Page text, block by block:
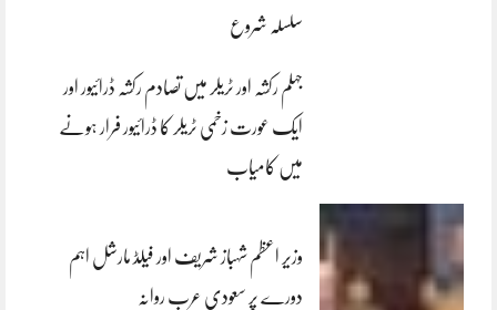
سلسلہ شروع
جہلم رکشہ اور ٹریلر میں تصادم رکشہ ڈرائیور اور
ایک عورت زخمی ٹریلر کا ڈرائیور فرار ہونے
میں کامیاب
وزیر اعظم شہباز شریف اور فیلڈ مارشل اہم
دورے پر سعودی عرب روانہ